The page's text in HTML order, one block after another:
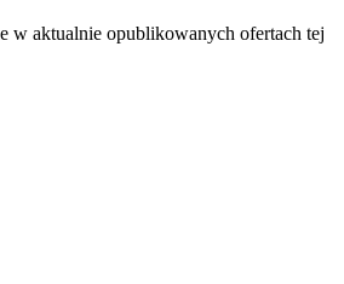
w aktualnie opublikowanych ofertach tej